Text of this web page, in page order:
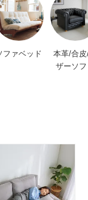
ファベッド
本革/合
ザーソ